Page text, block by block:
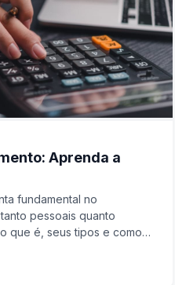
Aprenda a
fundamental no
pessoais quanto
que é, seus tipos e como